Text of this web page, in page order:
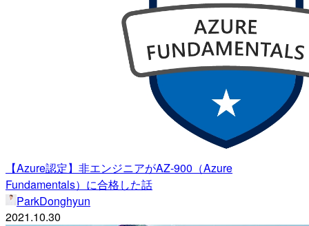
【Azure認定】非エンジニアがAZ-900（Azure
Fundamentals）に合格した話
ParkDonghyun
2021.10.30